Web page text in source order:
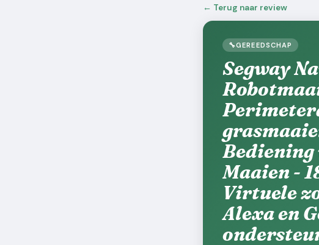
← Terug naar review
🔧GEREEDSCHAP
Segway
Bediening
Maaien -
Virtuele
Alexa en